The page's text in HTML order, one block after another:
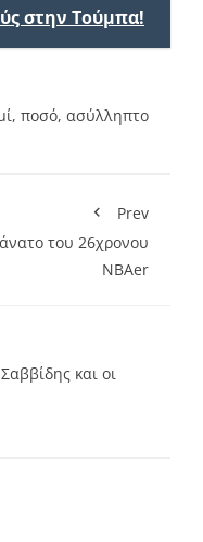
στην Τούμπα!
, ποσό, ασύλληπτο
Prev
του 26χρονου
NBAer
και οι